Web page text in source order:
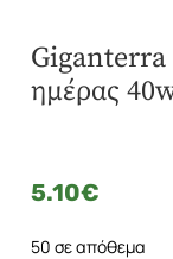
Giganterra
ημέρας
5.10€
50 σε απόθεμα